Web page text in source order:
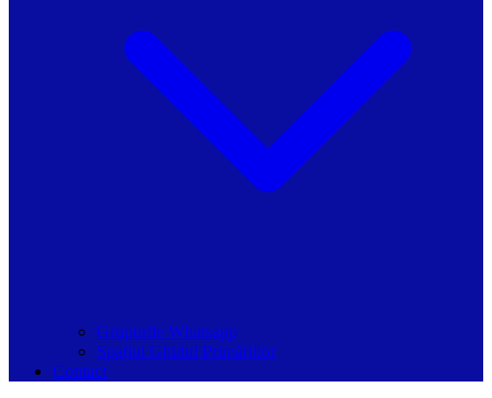
Grupurile Whatsapp
Spațiul Ghidul Primăriilor
Contact